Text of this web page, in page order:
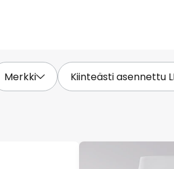
Merkki Kiinteästi asennettu